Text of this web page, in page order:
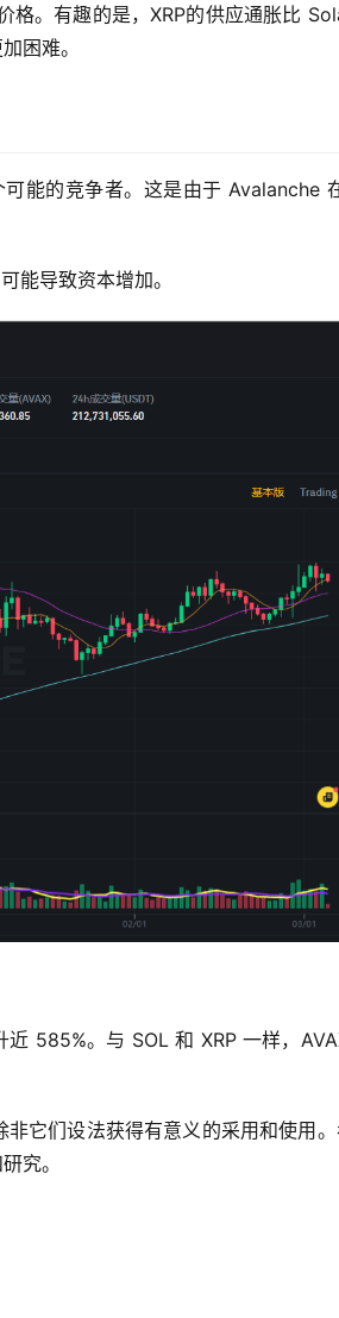
。有趣的是，XRP的供应通胀比
困难。
能的竞争者。这是由于 Avalanche
能导致资本增加。
585%。与 SOL 和 XRP 一样，
它们设法获得有意义的采用和使用
究。